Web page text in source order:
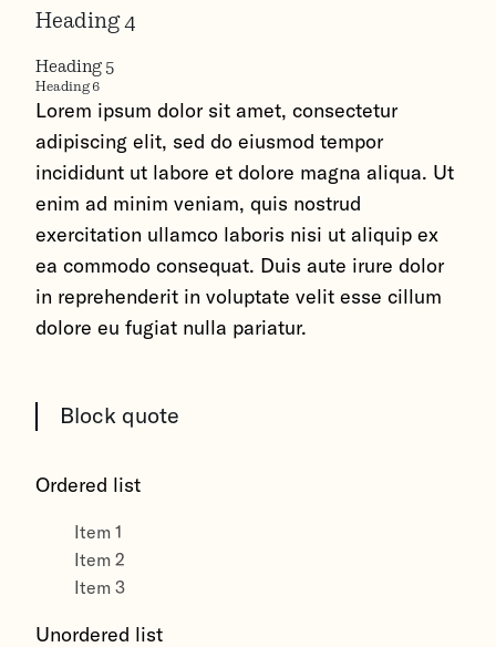
Heading 4
Heading 5
Heading 6
Lorem ipsum dolor sit amet, consectetur
adipiscing elit, sed do eiusmod tempor
incididunt ut labore et dolore magna aliqua. Ut
enim ad minim veniam, quis nostrud
exercitation ullamco laboris nisi ut aliquip ex
ea commodo consequat. Duis aute irure dolor
in reprehenderit in voluptate velit esse cillum
dolore eu fugiat nulla pariatur.
Block quote
Ordered list
Item 1
Item 2
Item 3
Unordered list